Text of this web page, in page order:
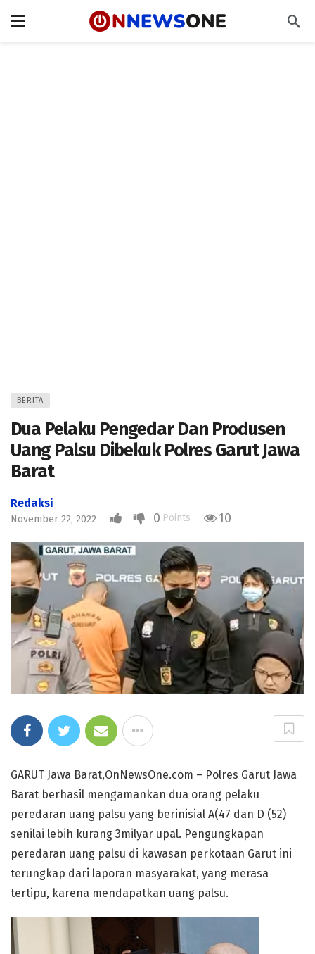
BERITA
Dua Pelaku Pengedar Dan Produsen
Uang Palsu Dibekuk Polres Garut Jawa
Barat
Redaksi
November 22, 2022 0 Points 10
GARUT Jawa Barat,OnNewsOne.com – Polres Garut Jawa
Barat berhasil mengamankan dua orang pelaku
peredaran uang palsu yang berinisial A(47 dan D (52)
senilai lebih kurang 3milyar upal. Pengungkapan
peredaran uang palsu di kawasan perkotaan Garut ini
terungkap dari laporan masyarakat, yang merasa
tertipu, karena mendapatkan uang palsu.